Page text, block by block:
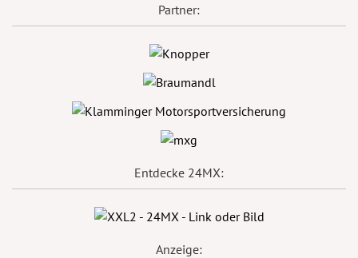
Partner:
Entdecke 24MX:
Anzeige: